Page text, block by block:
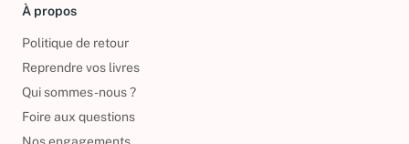
À propos
Politique de retour
Reprendre vos livres
Qui sommes-nous ?
Foire aux questions